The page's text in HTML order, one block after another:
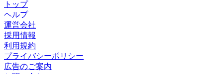
トップ
ヘルプ
運営会社
採用情報
利用規約
プライバシーポリシー
広告のご案内